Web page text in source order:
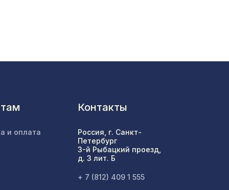
1436 ₽
и оплата
Контакты
Россия, г. Санкт-
Петербург
3-й Рыбацкий проезд,
д. 3 лит. Б
+ 7 (812) 409 1 555